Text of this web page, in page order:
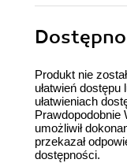
Produkt nie
ułatwień
ułatwieniach
umożliwił
przekazał
dostępności.